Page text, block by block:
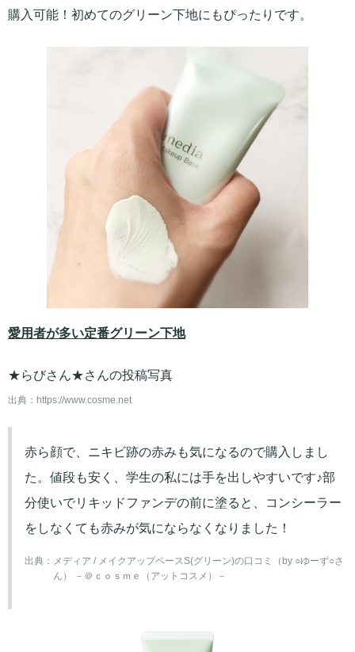
購入可能！初めてのグリーン下地にもぴったりです。
愛用者が多い定番グリーン下地
★らびさん★さんの投稿写真
出典： https://www.cosme.net
赤ら顔で、ニキビ跡の赤みも気になるので購入しまし
た。値段も安く、学生の私には手を出しやすいです♪部
分使いでリキッドファンデの前に塗ると、コンシーラー
をしなくても赤みが気にならなくなりました！
出典： メディア / メイクアップベースS(グリーン)の口コミ（by ○ゆーず○さ
ん） －＠ｃｏｓｍｅ（アットコスメ）－